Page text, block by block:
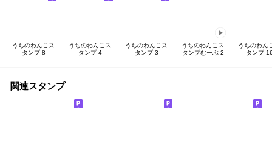
うちのわんこス
タンプ 8
うちのわんこス
タンプ 4
うちのわんこス
タンプ 3
うちのわんこス
タンプむーぶ 2
うちのわん
タンプ
関連スタンプ